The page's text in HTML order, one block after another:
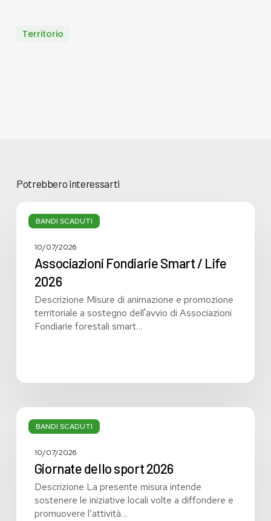
Territorio
Potrebbero interessarti
BANDI SCADUTI
Fondiarie
2026
10/07/2026
Associazioni Fondiarie Smart / Life
2026
Descrizione Misure di animazione e promozione
territoriale a sostegno dell'avvio di Associazioni
Fondiarie forestali smart…
BANDI SCADUTI
Giornate
dello
202610/07/2026
Giornate dello sport 2026
Descrizione La presente misura intende
sostenere le iniziative locali volte a diffondere e
promuovere l’attività…